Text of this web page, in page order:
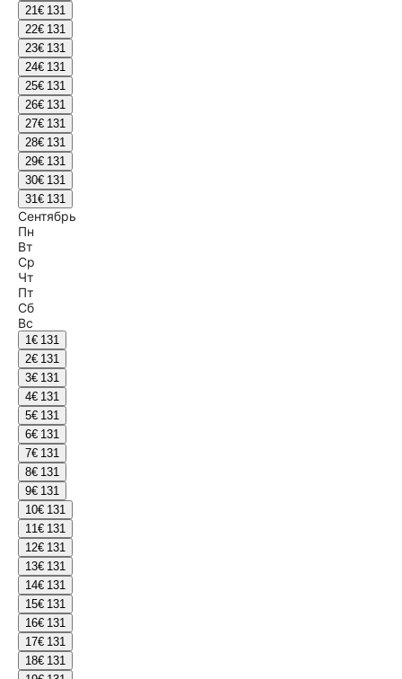
21€ 131
22€ 131
23€ 131
24€ 131
25€ 131
26€ 131
27€ 131
28€ 131
29€ 131
30€ 131
31€ 131
Сентябрь
Пн
Вт
Ср
Чт
Пт
Сб
Вс
1€ 131
2€ 131
3€ 131
4€ 131
5€ 131
6€ 131
7€ 131
8€ 131
9€ 131
10€ 131
11€ 131
12€ 131
13€ 131
14€ 131
15€ 131
16€ 131
17€ 131
18€ 131